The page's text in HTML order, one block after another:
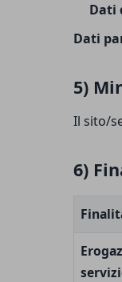
Dati
Dati
5)
Il sito/
6)